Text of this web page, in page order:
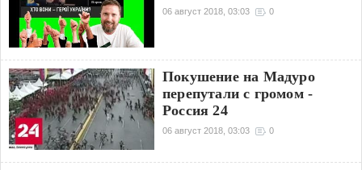
06 август 2018, 03:03 0
Покушение на Мадуро
перепутали с громом -
Россия 24
06 август 2018, 03:03 0